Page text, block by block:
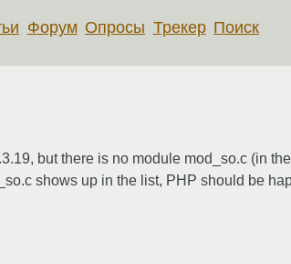
Форум Опросы Трекер Поиск
but there is no module mod_so.c (in
shows up in the list, PHP should be